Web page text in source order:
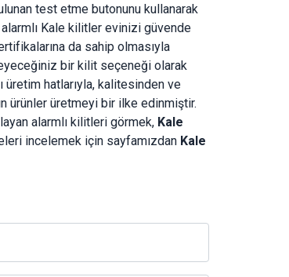
test etme butonunu kullanarak
Kale kilitler evinizi güvende
da sahip olmasıyla
bir kilit seçeneği olarak
üretim hatlarıyla, kalitesinden ve
ürünler üretmeyi bir ilke edinmiştir.
alarmlı kilitleri görmek, Kale
incelemek için sayfamızdan Kale